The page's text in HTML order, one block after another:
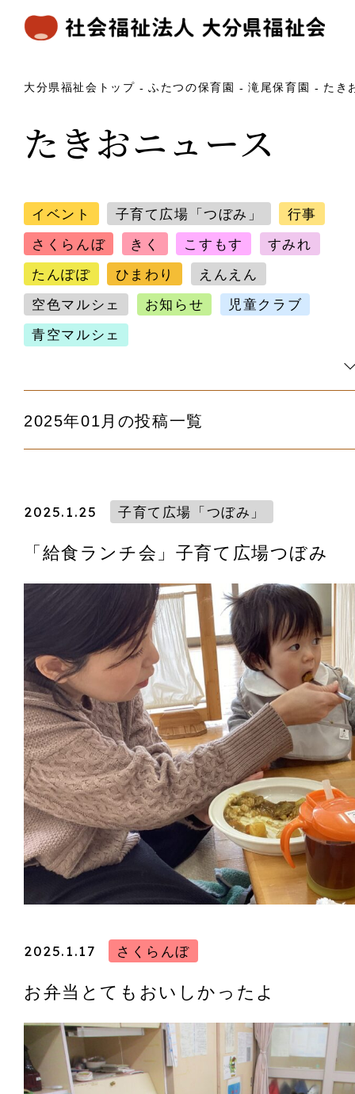
大分県福祉会トップ ふたつの保育園 滝尾保育園 たき
たきおニュース
イベント 子育て広場「つぼみ」 行事
さくらんぼ きく こすもす すみれ
たんぽぽ ひまわり えんえん
空色マルシェ お知らせ 児童クラブ
青空マルシェ
2025年01月の投稿一覧
2025.1.25 子育て広場「つぼみ」
「給食ランチ会」子育て広場つぼみ
2025.1.17 さくらんぼ
お弁当とてもおいしかったよ